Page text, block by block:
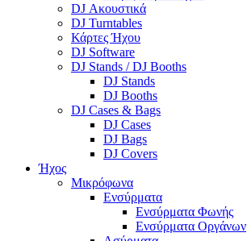
DJ Ακουστικά
DJ Turntables
Κάρτες Ήχου
DJ Software
DJ Stands / DJ Booths
DJ Stands
DJ Booths
DJ Cases & Bags
DJ Cases
DJ Bags
DJ Covers
Ήχος
Μικρόφωνα
Ενσύρματα
Ενσύρματα Φωνής
Ενσύρματα Οργάνων